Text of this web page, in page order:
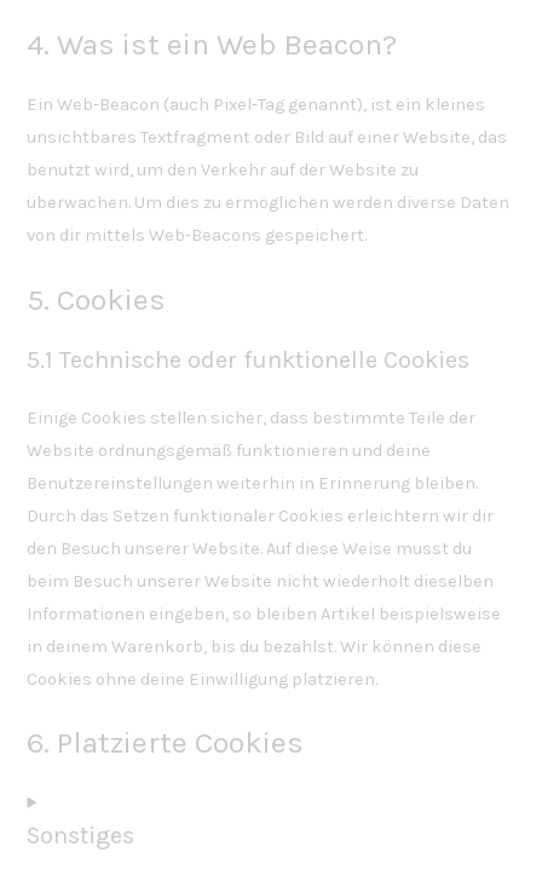
4. Was ist ein Web Beacon?
Ein Web-Beacon (auch Pixel-Tag genannt), ist ein kleines
unsichtbares Textfragment oder Bild auf einer Website, das
benutzt wird, um den Verkehr auf der Website zu
überwachen. Um dies zu ermöglichen werden diverse Daten
von dir mittels Web-Beacons gespeichert.
5. Cookies
5.1 Technische oder funktionelle Cookies
Einige Cookies stellen sicher, dass bestimmte Teile der
Website ordnungsgemäß funktionieren und deine
Benutzereinstellungen weiterhin in Erinnerung bleiben.
Durch das Setzen funktionaler Cookies erleichtern wir dir
den Besuch unserer Website. Auf diese Weise musst du
beim Besuch unserer Website nicht wiederholt dieselben
Informationen eingeben, so bleiben Artikel beispielsweise
in deinem Warenkorb, bis du bezahlst. Wir können diese
Cookies ohne deine Einwilligung platzieren.
6. Platzierte Cookies
Sonstiges